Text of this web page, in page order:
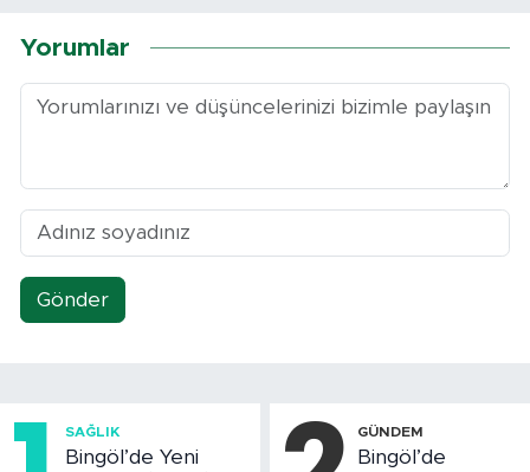
Yorumlar
Gönder
SAĞLIK
Bingöl’de Yeni
GÜNDEM
Bingöl’de